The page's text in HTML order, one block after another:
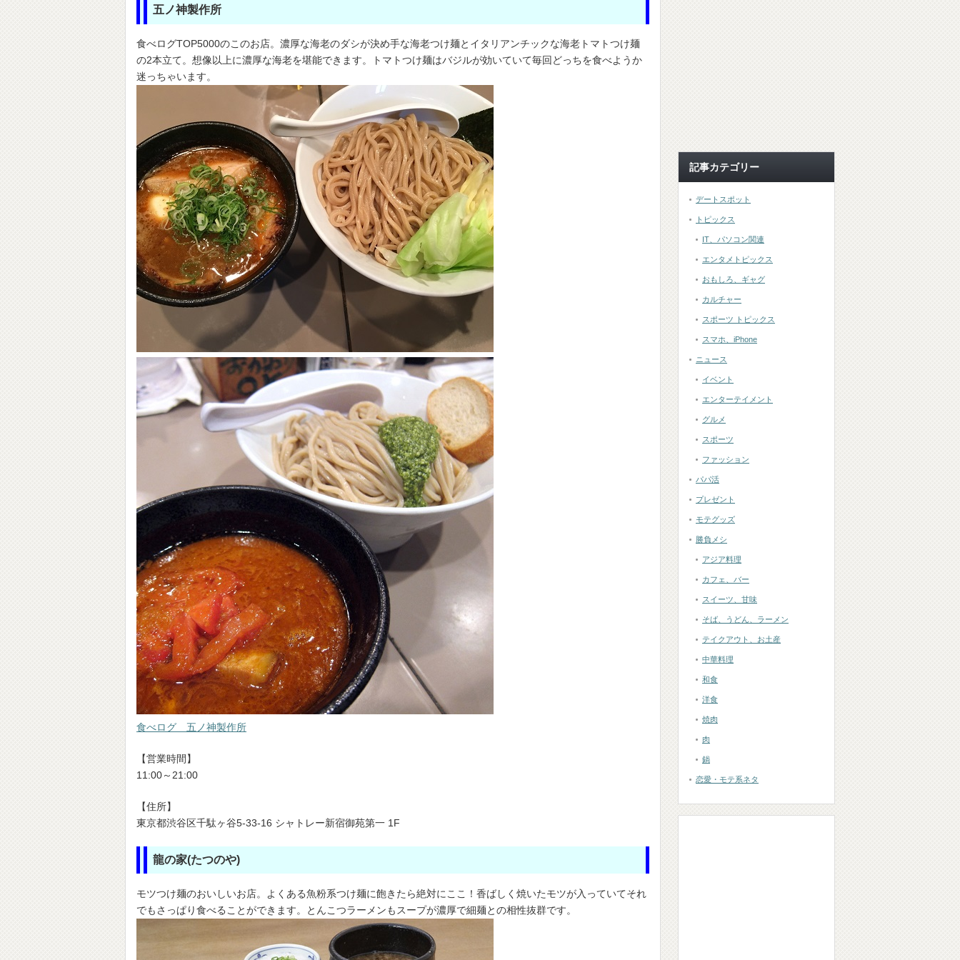
五ノ神製作所
食べログTOP5000のこのお店。濃厚な海老のダシが決め手な海老つけ麺とイタリアンチックな海老トマトつけ麺
の2本立て。想像以上に濃厚な海老を堪能できます。トマトつけ麺はバジルが効いていて毎回どっちを食べようか
迷っちゃいます。
食べログ 五ノ神製作所
【営業時間】
11:00～21:00
【住所】
東京都渋谷区千駄ヶ谷5-33-16 シャトレー新宿御苑第一 1F
龍の家(たつのや)
モツつけ麺のおいしいお店。よくある魚粉系つけ麺に飽きたら絶対にここ！香ばしく焼いたモツが入っていてそれ
でもさっぱり食べることができます。とんこつラーメンもスープが濃厚で細麺との相性抜群です。
記事カテゴリー
デートスポット
トピックス
IT、パソコン関連
エンタメトピックス
おもしろ、ギャグ
カルチャー
スポーツ トピックス
スマホ、iPhone
ニュース
イベント
エンターテイメント
グルメ
スポーツ
ファッション
パパ活
プレゼント
モテグッズ
勝負メシ
アジア料理
カフェ、バー
スイーツ、甘味
そば、うどん、ラーメン
テイクアウト、お土産
中華料理
和食
洋食
焼肉
肉
鍋
恋愛・モテ系ネタ